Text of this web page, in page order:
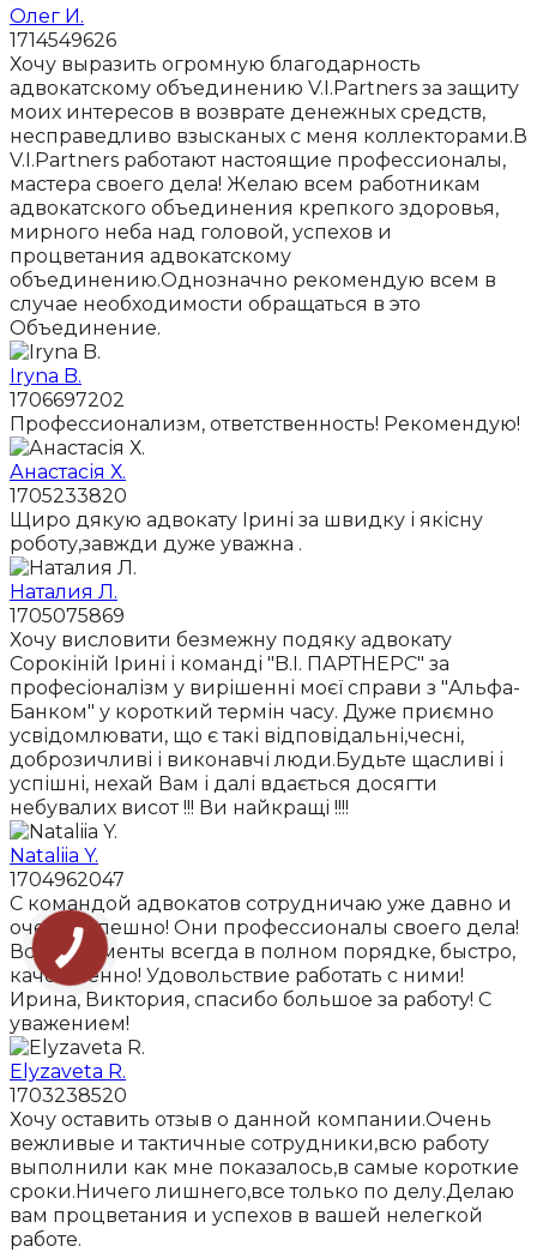
Олег И.
1714549626
Хочу выразить огромную благодарность
адвокатскому объединению V.I.Partners за защиту
моих интересов в возврате денежных средств,
несправедливо взысканых с меня коллекторами.В
V.I.Partners работают настоящие профессионалы,
мастера своего дела! Желаю всем работникам
адвокатского объединения крепкого здоровья,
мирного неба над головой, успехов и
процветания адвокатскому
объединению.Однозначно рекомендую всем в
случае необходимости обращаться в это
Объединение.
Iryna B.
1706697202
Профессионализм, ответственность! Рекомендую!
Анастасія Х.
1705233820
Щиро дякую адвокату Ірині за швидку і якісну
роботу,завжди дуже уважна .
Наталия Л.
1705075869
Хочу висловити безмежну подяку адвокату
Сорокіній Ірині і команді "B.I. ПАРТНЕРС" за
професіоналізм у вирішенні моєї справи з "Альфа-
Банком" у короткий термін часу. Дуже приємно
усвідомлювати, що є такі відповідальні,чесні,
доброзичливі і виконавчі люди.Будьте щасливі і
успішні, нехай Вам і далі вдається досягти
небувалих висот !!! Ви найкращі !!!!
Nataliia Y.
1704962047
С командой адвокатов сотрудничаю уже давно и
очень успешно! Они профессионалы своего дела!
Все документы всегда в полном порядке, быстро,
качественно! Удовольствие работать с ними!
Ирина, Виктория, спасибо большое за работу! С
уважением!
Elyzaveta R.
1703238520
Хочу оставить отзыв о данной компании.Очень
вежливые и тактичные сотрудники,всю работу
выполнили как мне показалось,в самые короткие
сроки.Ничего лишнего,все только по делу.Делаю
вам процветания и успехов в вашей нелегкой
работе.